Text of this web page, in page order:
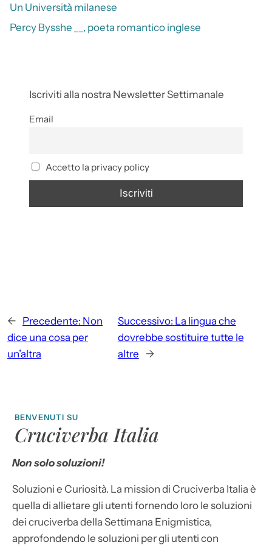
Un Università milanese
Percy Bysshe __, poeta romantico inglese
Iscriviti alla nostra Newsletter Settimanale
Email
Accetto la privacy policy
← Precedente: Non
dice una cosa per
un’altra
Successivo: La lingua che
dovrebbe sostituire tutte le
altre
→
BENVENUTI SU
Cruciverba Italia
Non solo soluzioni!
Soluzioni e Curiosità. La mission di Cruciverba Italia è
quella di allietare gli utenti fornendo loro le soluzioni
dei cruciverba della Settimana Enigmistica,
approfondendo le soluzioni per gli utenti con